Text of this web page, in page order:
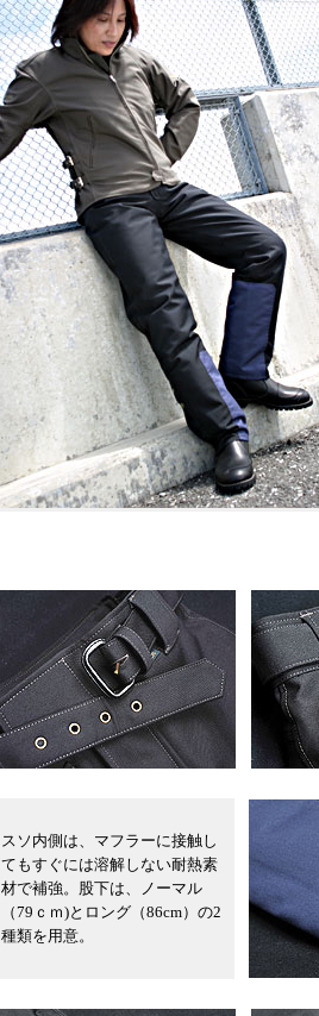
スソ内側は、マフラーに接触し
てもすぐには溶解しない耐熱素
材で補強。股下は、ノーマル
（79ｃｍ)とロング（86cm）の2
種類を用意。